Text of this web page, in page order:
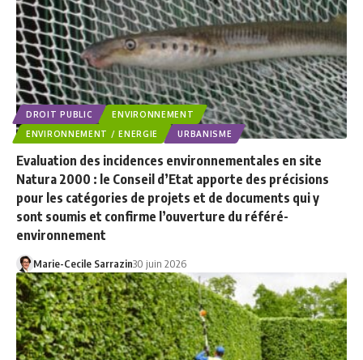
DROIT PUBLIC
ENVIRONNEMENT
ENVIRONNEMENT / ENERGIE
URBANISME
Evaluation des incidences environnementales en site
Natura 2000 : le Conseil d’Etat apporte des précisions
pour les catégories de projets et de documents qui y
sont soumis et confirme l’ouverture du référé-
environnement
Marie-Cecile Sarrazin30 juin 2026